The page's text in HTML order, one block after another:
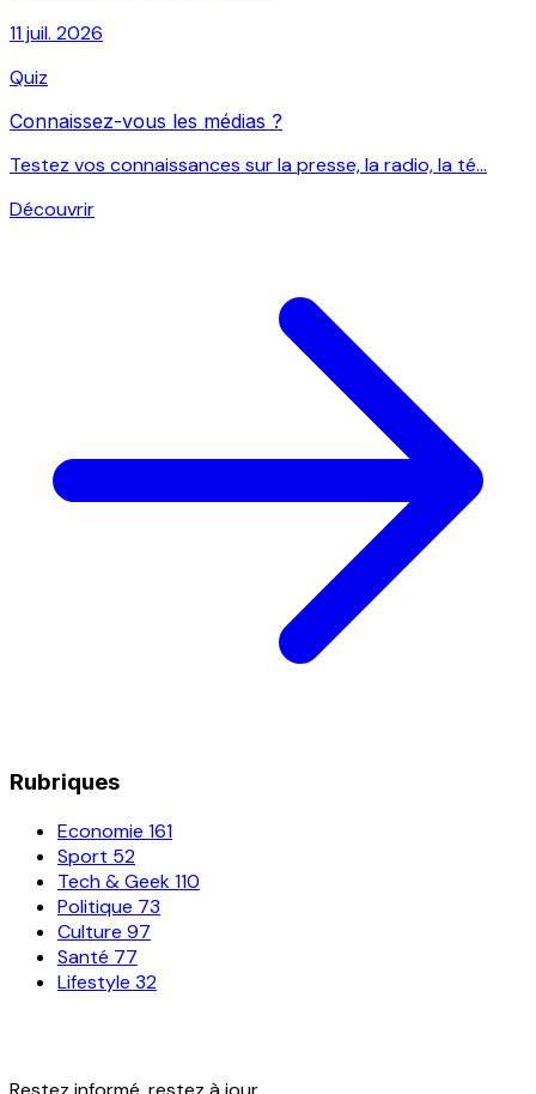
11 juil. 2026
Quiz
Connaissez-vous les médias ?
Testez vos connaissances sur la presse, la radio, la té...
Découvrir
Rubriques
Economie 161
Sport 52
Tech & Geek110
Politique 73
Culture 97
Santé 77
Lifestyle 32